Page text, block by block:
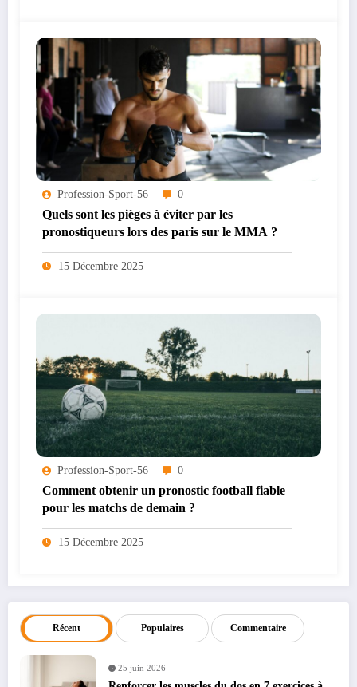
Profession-Sport-56 0
Quels sont les pièges à éviter par les
pronostiqueurs lors des paris sur le MMA ?
15 Décembre 2025
Profession-Sport-56 0
Comment obtenir un pronostic football fiable
pour les matchs de demain ?
15 Décembre 2025
Récent Populaires Commentaire
25 juin 2026